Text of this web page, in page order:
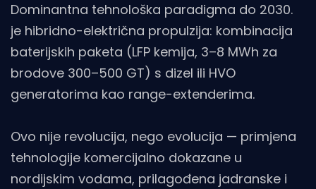
Dominantna tehnološka paradigma do 2030.
je hibridno-električna propulzija: kombinacija
baterijskih paketa (LFP kemija, 3–8 MWh za
brodove 300–500 GT) s dizel ili HVO
generatorima kao range-extenderima.
Ovo nije revolucija, nego evolucija — primjena
tehnologije komercijalno dokazane u
nordijskim vodama, prilagođena jadranske i